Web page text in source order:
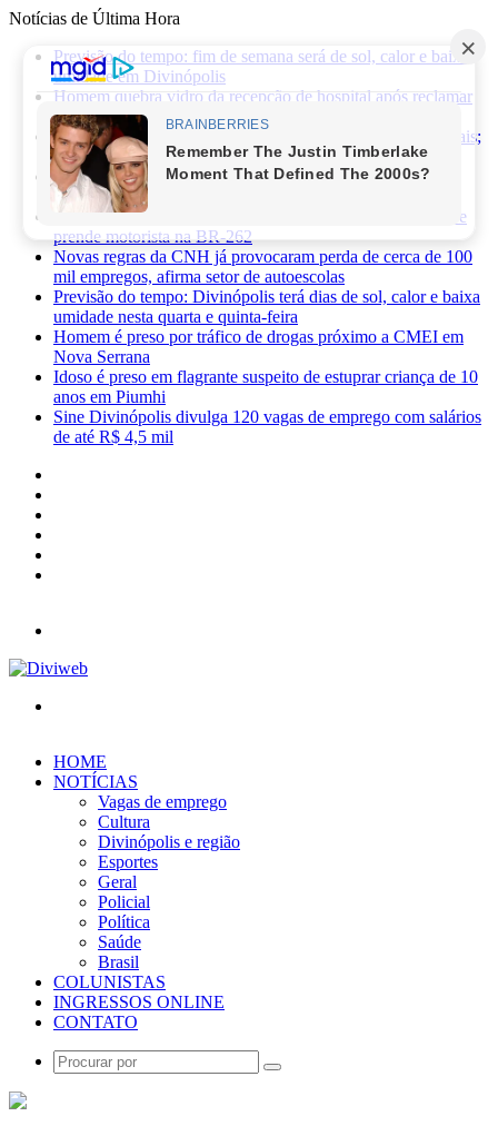
Notícias de Última Hora
Previsão do tempo: fim de semana será de sol, calor e baixa
umidade em Divinópolis
Homem quebra vidro da recepção de hospital após reclamar
de atendimento em Itaúna
Ciclone-bomba provoca alerta de vendaval em Minas Gerais;
veja os impactos previstos para Divinópolis
Homem morre após sofrer choque elétrico e cair de oito
metros durante manutenção em academia
PRF apreende 75 mil maços de cigarros contrabandeados e
prende motorista na BR-262
Novas regras da CNH já provocaram perda de cerca de 100
mil empregos, afirma setor de autoescolas
Previsão do tempo: Divinópolis terá dias de sol, calor e baixa
umidade nesta quarta e quinta-feira
Homem é preso por tráfico de drogas próximo a CMEI em
Nova Serrana
Idoso é preso em flagrante suspeito de estuprar criança de 10
anos em Piumhi
Sine Divinópolis divulga 120 vagas de emprego com salários
de até R$ 4,5 mil
HOME
NOTÍCIAS
Vagas de emprego
Cultura
Divinópolis e região
Esportes
Geral
Policial
Política
Saúde
Brasil
COLUNISTAS
INGRESSOS ONLINE
CONTATO
Procurar